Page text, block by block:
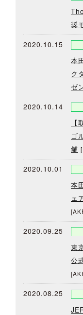
奨
2020.10.15
本
ク
ゼ
2020.10.14
ゴ
舗
2020.10.01
本
ェ
2020.09.25
東
公
2020.08.25